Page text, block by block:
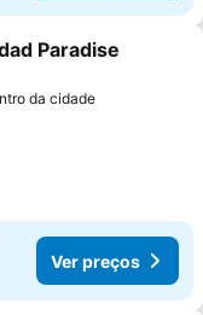
aos favoritos
Paradise
da cidade
Ver preços